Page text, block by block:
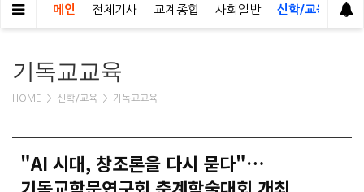
메인 전체기사 교계종합 사회일반 신학/교육 오
기독교교육
HOME > 신학/교육 > 기독교교육
"AI 시대, 창조론을 다시 묻다"…